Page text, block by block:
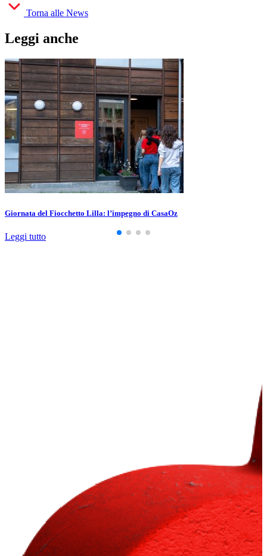
Torna alle News
Leggi anche
Giornata del Fiocchetto Lilla: l’impegno di CasaOz
Leggi tutto